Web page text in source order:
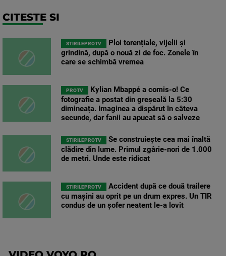
CITESTE SI
STIRILEPROTV
Ploi torențiale, vijelii și
grindină, după o nouă zi de foc. Zonele în
care se schimbă vremea
PROTV
Kylian Mbappé a comis-o! Ce
fotografie a postat din greșeală la 5:30
dimineața. Imaginea a dispărut în câteva
secunde, dar fanii au apucat să o salveze
STIRILEPROTV
Se construiește cea mai înaltă
clădire din lume. Primul zgârie-nori de 1.000
de metri. Unde este ridicat
STIRILEPROTV
Accident după ce două trailere
cu mașini au oprit pe un drum expres. Un TIR
condus de un șofer neatent le-a lovit